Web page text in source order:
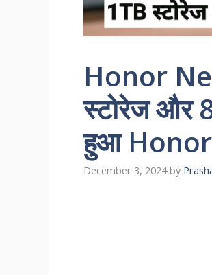
Honor
स्टोरेज और
हुआ
December 3, 2024 by